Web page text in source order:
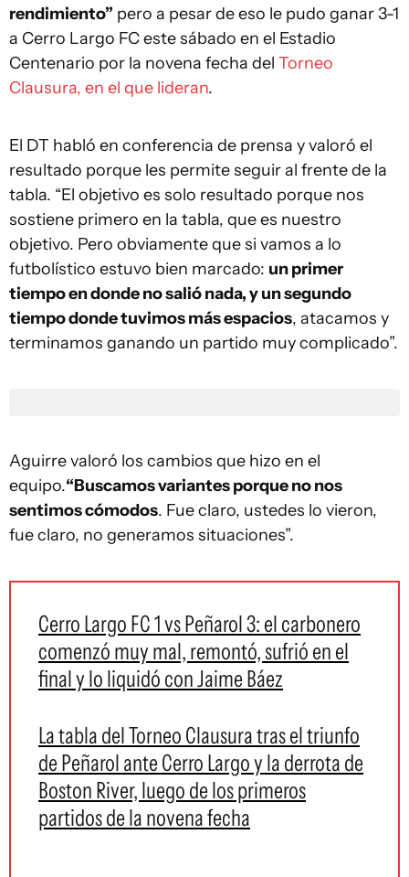
rendimiento” pero a pesar de eso le pudo ganar 3-1
a Cerro Largo FC este sábado en el Estadio
Centenario por la novena fecha del Torneo
Clausura, en el que lideran.
El DT habló en conferencia de prensa y valoró el
resultado porque les permite seguir al frente de la
tabla. “El objetivo es solo resultado porque nos
sostiene primero en la tabla, que es nuestro
objetivo. Pero obviamente que si vamos a lo
futbolístico estuvo bien marcado: un primer
tiempo en donde no salió nada, y un segundo
tiempo donde tuvimos más espacios, atacamos y
terminamos ganando un partido muy complicado”.
Aguirre valoró los cambios que hizo en el
equipo.“Buscamos variantes porque no nos
sentimos cómodos. Fue claro, ustedes lo vieron,
fue claro, no generamos situaciones”.
Cerro Largo FC 1 vs Peñarol 3: el carbonero
comenzó muy mal, remontó, sufrió en el
final y lo liquidó con Jaime Báez
La tabla del Torneo Clausura tras el triunfo
de Peñarol ante Cerro Largo y la derrota de
Boston River, luego de los primeros
partidos de la novena fecha